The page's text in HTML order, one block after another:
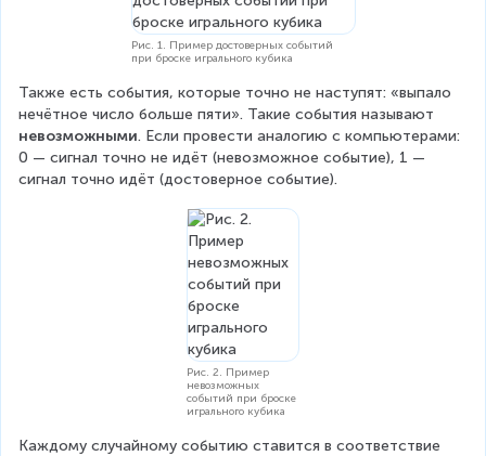
Рис. 1. Пример достоверных событий
при броске игрального кубика
Также есть события, которые точно не наступят: «выпало
нечётное число больше пяти». Такие события называют
невозможными. Если провести аналогию с компьютерами:
0 — сигнал точно не идёт (невозможное событие), 1 —
сигнал точно идёт (достоверное событие).
Рис. 2. Пример
невозможных
событий при броске
игрального кубика
Каждому случайному событию ставится в соответствие